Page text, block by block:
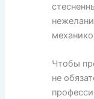
Чтобы
не